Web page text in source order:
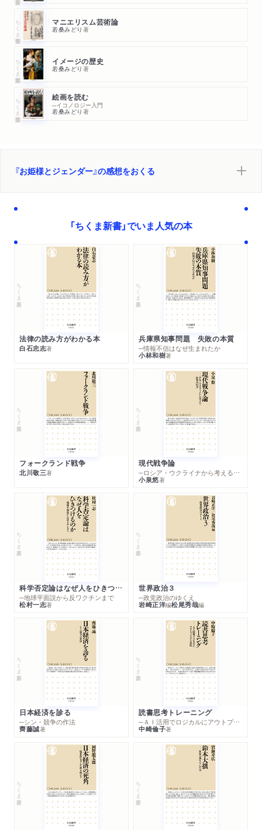
ちくま学芸文庫 マニエリスム芸術論
若桑みどり 著
ちくま学芸文庫 イメージの歴史
若桑みどり 著
ちくま学芸文庫 絵画を読む
─イコノロジー入門
若桑みどり 著
『お姫様とジェンダー』の感想をおくる
「ちくま新書」でいま人気の本
ちくま新書
法律の読み方がわかる本
白石忠志著
ちくま新書
兵庫県知事問題 失敗の本質
─情報不信はなぜ生まれたか
小林和樹著
ちくま新書
フォークランド戦争
北川敬三著
ちくま新書
現代戦争論
─ロシア・ウクライナから考える世界の行方
小泉悠著
ちくま新書
科学否定論はなぜ人をひきつけるのか
─地球平面説から反ワクチンまで
松村一志著
ちくま新書
世界政治３
─政党政治のゆくえ
岩崎正洋編松尾秀哉編
ちくま新書
日本経済を診る
─シン・競争の作法
齊藤誠著
ちくま新書
読書思考トレーニング
─ＡＩ活用でロジカルにアウトプットする技法
中崎倫子著
ちくま新書 ちくま新書